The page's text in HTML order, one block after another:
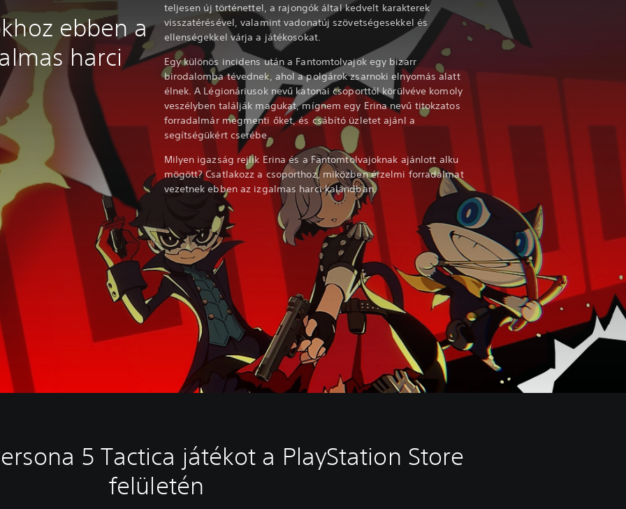
ebben a
harci
teljesen új történettel, a rajongók által kedvelt karakterek
visszatérésével, valamint vadonatúj szövetségesekkel és
ellenségekkel várja a játékosokat.
Egy különös incidens után a Fantomtolvajok egy bizarr
birodalomba tévednek, ahol a polgárok zsarnoki elnyomás alatt
élnek. A Légionáriusok nevű katonai csoporttól körülvéve komoly
veszélyben találják magukat, mígnem egy Erina nevű titokzatos
forradalmár megmenti őket, és csábító üzletet ajánl a
segítségükért cserébe.
Milyen igazság rejlik Erina és a Fantomtolvajoknak ajánlott alku
mögött? Csatlakozz a csoporthoz, miközben érzelmi forradalmat
vezetnek ebben az izgalmas harci kalandban.
5 Tactica játékot a PlayStation Store
felületén